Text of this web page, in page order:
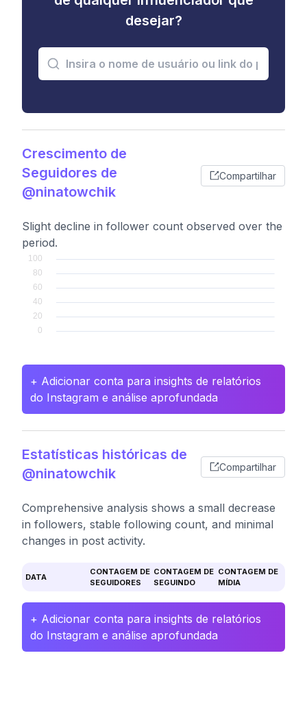
desejar?
Crescimento de
Seguidores de
@ninatowchik
Compartilhar
Slight decline in follower count observed over the
period.
+ Adicionar conta para insights de relatórios
do Instagram e análise aprofundada
Estatísticas históricas de
@ninatowchik
Compartilhar
Comprehensive analysis shows a small decrease
in followers, stable following count, and minimal
changes in post activity.
DATA
CONTAGEM DE
SEGUIDORES
CONTAGEM DE
SEGUINDO
CONTAGEM DE
MÍDIA
+ Adicionar conta para insights de relatórios
do Instagram e análise aprofundada